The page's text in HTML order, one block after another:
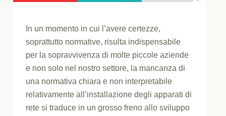
In un momento in cui l’avere certezze,
soprattutto normative, risulta indispensabile
per la sopravvivenza di molte piccole aziende
e non solo nel nostro settore, la mancanza di
una normativa chiara e non interpretabile
relativamente all’installazione degli apparati di
rete si traduce in un grosso freno allo sviluppo